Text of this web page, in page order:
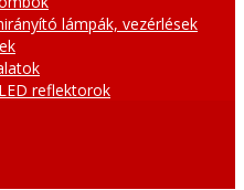
lámpák, vezérlések
reflektorok